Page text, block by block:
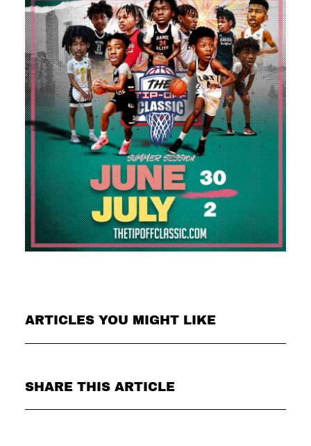
ARTICLES YOU MIGHT LIKE
SHARE THIS ARTICLE